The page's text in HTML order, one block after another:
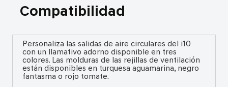
Compatibilidad
Personaliza las salidas de aire circulares del i10
con un llamativo adorno disponible en tres
colores. Las molduras de las rejillas de ventilación
están disponibles en turquesa aguamarina, negro
fantasma o rojo tomate.